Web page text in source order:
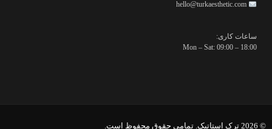
ساعات کاری:
Mon – Sat: 09:00 – 18:00
© 2026 ترک استاتیک. تمامی حقوق محفوظ است.